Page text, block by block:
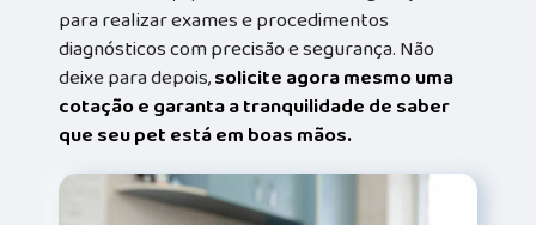
para realizar exames e procedimentos
diagnósticos com precisão e segurança. Não
deixe para depois,solicite agora mesmo uma
cotação e garanta a tranquilidade de saber
que seu pet está em boas mãos.